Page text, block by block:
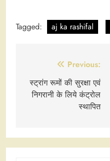
Tagged: aj ka rashifal
navigation
Previous:
स्ट्रांग रूमों की सुरक्षा एवं
निगरानी के लिये कंट्रोल
स्थापित